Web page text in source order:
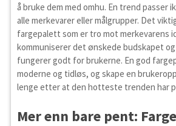
å bruke dem med omhu. En trend passer
alle merkevarer eller målgrupper. Det
fargepalett som er tro mot merkevarens
kommuniserer det ønskede budskapet
fungerer godt for brukerne. En god
moderne og tidløs, og skape en
lenge etter at den hotteste trenden har
Mer enn bare pent: